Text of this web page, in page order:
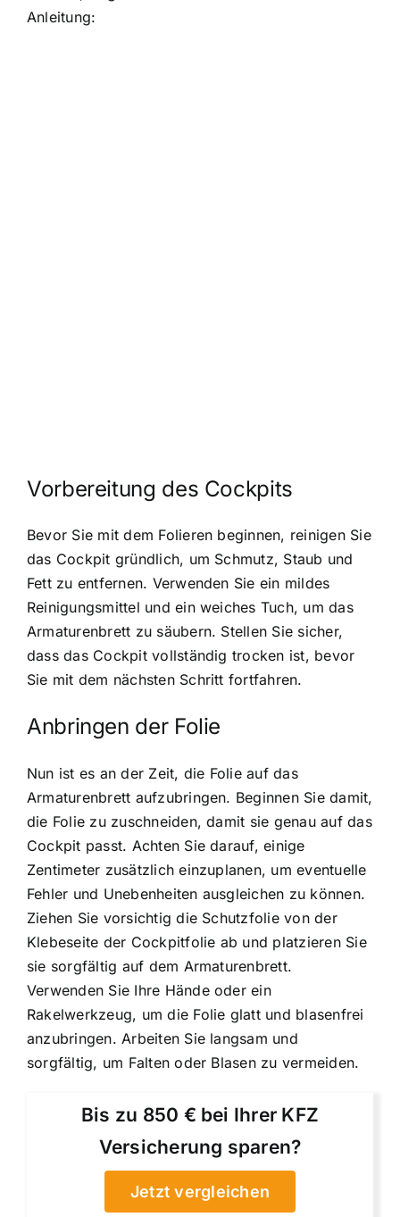
Anleitung:
Vorbereitung des Cockpits
Bevor Sie mit dem Folieren beginnen, reinigen Sie
das Cockpit gründlich, um Schmutz, Staub und
Fett zu entfernen. Verwenden Sie ein mildes
Reinigungsmittel und ein weiches Tuch, um das
Armaturenbrett zu säubern. Stellen Sie sicher,
dass das Cockpit vollständig trocken ist, bevor
Sie mit dem nächsten Schritt fortfahren.
Anbringen der Folie
Nun ist es an der Zeit, die Folie auf das
Armaturenbrett aufzubringen. Beginnen Sie damit,
die Folie zu zuschneiden, damit sie genau auf das
Cockpit passt. Achten Sie darauf, einige
Zentimeter zusätzlich einzuplanen, um eventuelle
Fehler und Unebenheiten ausgleichen zu können.
Ziehen Sie vorsichtig die Schutzfolie von der
Klebeseite der Cockpitfolie ab und platzieren Sie
sie sorgfältig auf dem Armaturenbrett.
Verwenden Sie Ihre Hände oder ein
Rakelwerkzeug, um die Folie glatt und blasenfrei
anzubringen. Arbeiten Sie langsam und
sorgfältig, um Falten oder Blasen zu vermeiden.
Bis zu 850 € bei Ihrer KFZ
Versicherung sparen?
Jetzt vergleichen